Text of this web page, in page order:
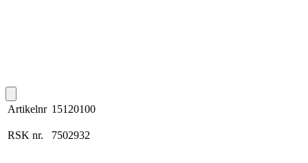
Artikelnr 15120100
RSK nr. 7502932